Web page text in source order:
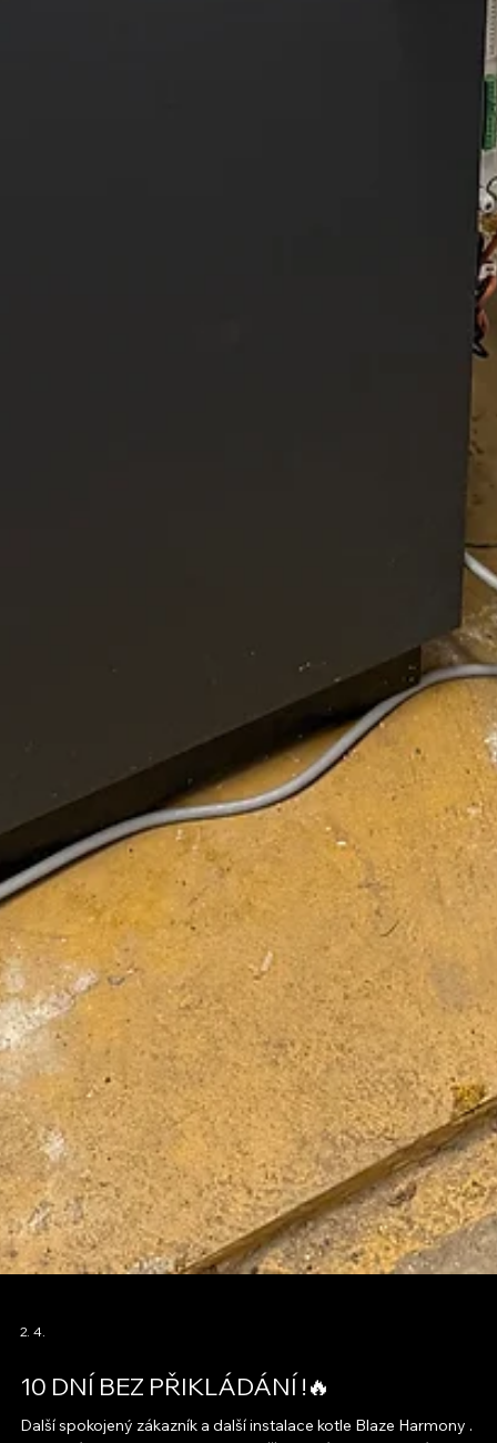
2. 4.
10 DNÍ BEZ PŘIKLÁDÁNÍ !🔥